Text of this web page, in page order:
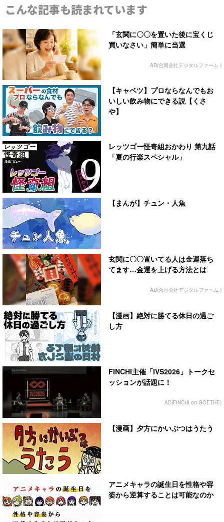
こんな記事も読まれています
「玄関に〇〇を置いた後に宝くじ
買いなさい」簡単に当選
AD(合同会社デジタルファーム )
【キャベツ】プロならなんでもお
いしい飲み物にできる説【くさ
や】
レッツゴー怪奇組おかわり 第九話
「夏の行楽スペシャル」
【まんが】チュン・人魚
玄関に〇〇置いてる人は金運落ち
てます…金運を上げる方法とは
AD(合同会社デジタルファーム )
【漫画】絶対に勝てる休日の過ご
し方
FINCHI主催「IVS2026」トークセ
ッションが話題に！
AD(FINCHI on GOETHE)
【漫画】夕方にかいぶつはうたう
アニメキャラの誕生日を性格や容
姿から逆算することは可能なのか